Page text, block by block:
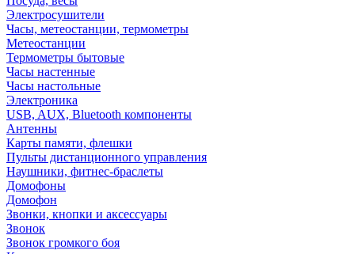
Электросушители
Часы, метеостанции, термометры
Метеостанции
Термометры бытовые
Часы настенные
Часы настольные
Электроника
USB, AUX, Bluetooth компоненты
Антенны
Карты памяти, флешки
Пульты дистанционного управления
Наушники, фитнес-браслеты
Домофоны
Домофон
Звонки, кнопки и аксессуары
Звонок
Звонок громкого боя